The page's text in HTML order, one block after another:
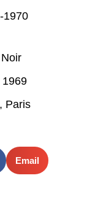
1970
1969
Paris
Email